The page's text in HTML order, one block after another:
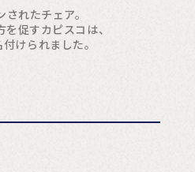
れたチェア。
促すカピスコは、
けられました。